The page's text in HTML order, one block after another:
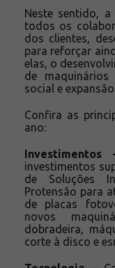
Neste sentido,
todos os
dos clientes,
para reforçar
elas, o
de
social e
Confira as
ano:
Investimentos
investimentos
de Soluções
Protensão para
de placas
novos
dobradeira,
corte à disco e